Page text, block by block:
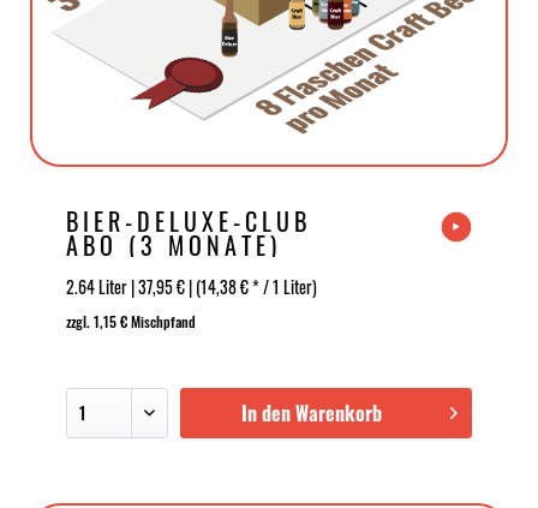
BIER-DELUXE-CLUB
ABO (3 MONATE)
2.64 Liter | 37,95 € | (14,38 € * / 1 Liter)
zzgl. 1,15 € Mischpfand
In den Warenkorb